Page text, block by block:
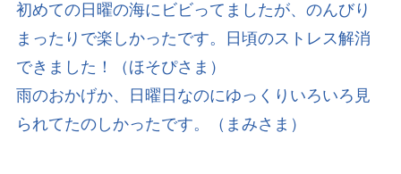
初めての日曜の海にビビってましたが、のんびり
まったりで楽しかったです。日頃のストレス解消
できました！（ほそぴさま）
雨のおかげか、日曜日なのにゆっくりいろいろ見
られてたのしかったです。（まみさま）